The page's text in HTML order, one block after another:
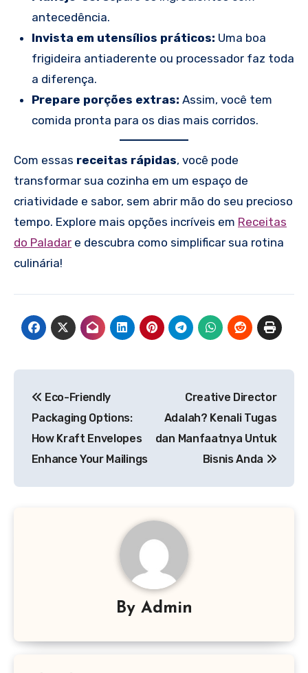
antecedência.
Invista em utensílios práticos: Uma boa
frigideira antiaderente ou processador faz toda
a diferença.
Prepare porções extras: Assim, você tem
comida pronta para os dias mais corridos.
Com essas receitas rápidas, você pode
transformar sua cozinha em um espaço de
criatividade e sabor, sem abrir mão do seu precioso
tempo. Explore mais opções incríveis em Receitas
do Paladar e descubra como simplificar sua rotina
culinária!
navigation
Eco-Friendly
Packaging Options:
How Kraft Envelopes
Enhance Your Mailings
Creative Director
Adalah? Kenali Tugas
dan Manfaatnya Untuk
Bisnis Anda
By Admin